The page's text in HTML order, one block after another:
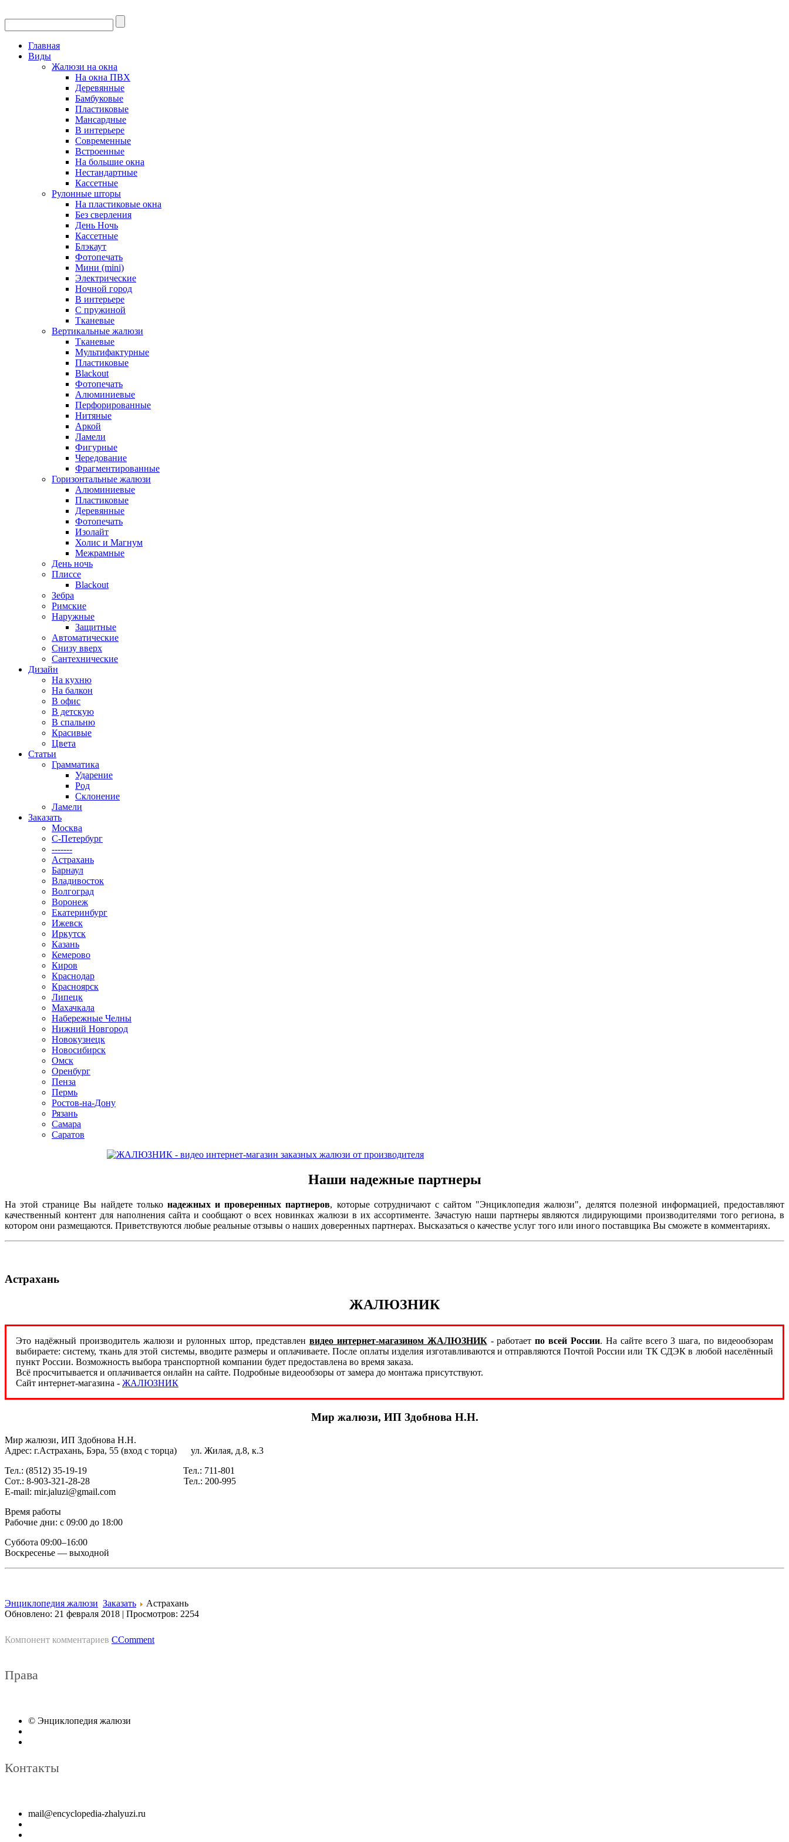
Главная
Виды
Жалюзи на окна
На окна ПВХ
Деревянные
Бамбуковые
Пластиковые
Мансардные
В интерьере
Современные
Встроенные
На большие окна
Нестандартные
Кассетные
Рулонные шторы
На пластиковые окна
Без сверления
День Ночь
Кассетные
Блэкаут
Фотопечать
Мини (mini)
Электрические
Ночной город
В интерьере
С пружиной
Тканевые
Вертикальные жалюзи
Тканевые
Мультифактурные
Пластиковые
Blackout
Фотопечать
Алюминиевые
Перфорированные
Нитяные
Аркой
Ламели
Фигурные
Чередование
Фрагментированные
Горизонтальные жалюзи
Алюминиевые
Пластиковые
Деревянные
Фотопечать
Изолайт
Холис и Магнум
Межрамные
День ночь
Плиссе
Blackout
Зебра
Римские
Наружные
Защитные
Автоматические
Снизу вверх
Сантехнические
Дизайн
На кухню
На балкон
В офис
В детскую
В спальню
Красивые
Цвета
Статьи
Грамматика
Ударение
Род
Склонение
Ламели
Заказать
Москва
С-Петербург
-------
Астрахань
Барнаул
Владивосток
Волгоград
Воронеж
Екатеринбург
Ижевск
Иркутск
Казань
Кемерово
Киров
Краснодар
Красноярск
Липецк
Махачкала
Набережные Челны
Нижний Новгород
Новокузнецк
Новосибирск
Омск
Оренбург
Пенза
Пермь
Ростов-на-Дону
Рязань
Самара
Саратов
Наши надежные партнеры
На этой странице Вы найдете только надежных и проверенных партнеров, которые сотрудничают с сайтом "Энциклопедия жалюзи", делятся полезной информацией, предоставляют
качественный контент для наполнения сайта и сообщают о всех новинках жалюзи в их ассортименте. Зачастую наши партнеры являются лидирующими производителями того региона, в
котором они размещаются. Приветствуются любые реальные отзывы о наших доверенных партнерах. Высказаться о качестве услуг того или иного поставщика Вы сможете в комментариях.
Астрахань
ЖАЛЮЗНИК
Это надёжный производитель жалюзи и рулонных штор, представлен видео интернет-магазином ЖАЛЮЗНИК- работаетпо всей России. На сайте всего 3 шага, по видеообзорам
выбираете: систему, ткань для этой системы, вводите размеры и оплачиваете. После оплаты изделия изготавливаются и отправляются Почтой России или ТК СДЭК в любой населённый
пункт России. Возможность выбора транспортной компании будет предоставлена во время заказа.
Всё просчитывается и оплачивается онлайн на сайте. Подробные видеообзоры от замера до монтажа присутствуют.
Сайт интернет-магазина - ЖАЛЮЗНИК
Мир жалюзи, ИП Здобнова Н.Н.
Мир жалюзи, ИП Здобнова Н.Н.
Адрес: г.Астрахань, Бэра, 55 (вход с торца) ул. Жилая, д.8, к.3
Тел.: (8512) 35-19-19 Тел.: 711-801
Сот.: 8-903-321-28-28 Тел.: 200-995
E-mail: mir.jaluzi@gmail.com
Время работы
Рабочие дни: с 09:00 до 18:00
Суббота 09:00–16:00
Воскресенье — выходной
Энциклопедия жалюзи Заказать
Астрахань
Обновлено: 21 февраля 2018 | Просмотров: 2254
Компонент комментариев CComment
Права
© Энциклопедия жалюзи
Контакты
mail@encyclopedia-zhalyuzi.ru